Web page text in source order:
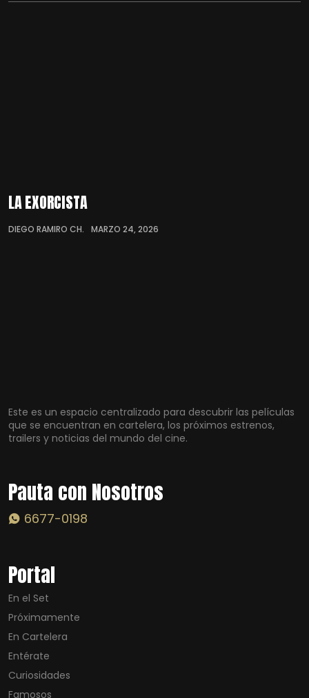
LA EXORCISTA
DIEGO RAMIRO CH. MARZO 24, 2026
Este es un espacio centralizado para descubrir las películas
que se encuentran en cartelera, los próximos estrenos,
trailers y noticias del mundo del cine.
Pauta con Nosotros
6677-0198
Portal
En el Set
Próximamente
En Cartelera
Entérate
Curiosidades
Famosos